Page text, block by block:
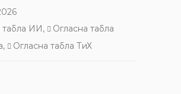
табла ИИ,
Огласна табла
, Огласна табла ТиХ